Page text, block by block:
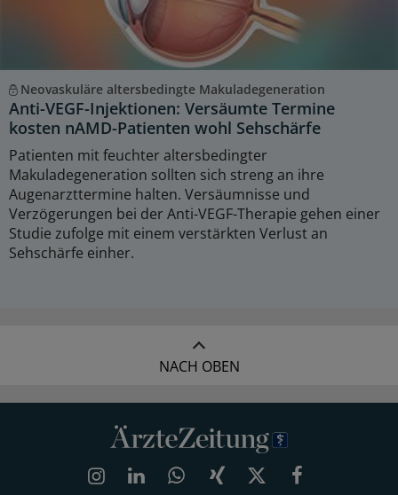
Neovaskuläre altersbedingte Makuladegeneration
Anti-VEGF-Injektionen: Versäumte Termine
kosten nAMD-Patienten wohl Sehschärfe
Patienten mit feuchter altersbedingter
Makuladegeneration sollten sich streng an ihre
Augenarzttermine halten. Versäumnisse und
Verzögerungen bei der Anti-VEGF-Therapie gehen einer
Studie zufolge mit einem verstärkten Verlust an
Sehschärfe einher.
NACH OBEN